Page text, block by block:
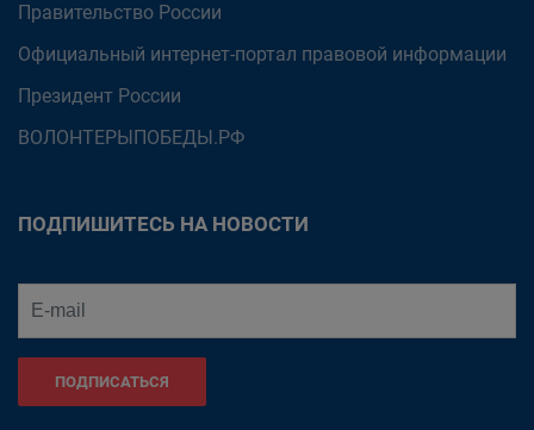
Правительство России
Официальный интернет-портал правовой информации
Президент России
ВОЛОНТЕРЫПОБЕДЫ.РФ
ПОДПИШИТЕСЬ НА НОВОСТИ
ПОДПИСАТЬСЯ